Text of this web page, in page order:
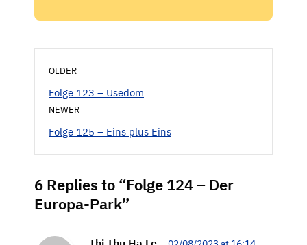
OLDER
Folge 123 – Usedom
NEWER
Folge 125 – Eins plus Eins
6 Replies to “Folge 124 – Der
Europa-Park”